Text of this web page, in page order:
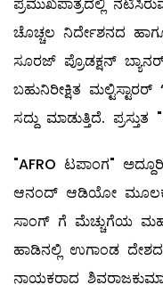
ಪ್ರಮುಖಪಾತ್ರದಲ್ಲಿ
ಚೊಚ್ಚಲ ನಿರ್ದೇಶನದ
ಸೂರಜ್ ಪ್ರೊಡಕ್ಷನ್
ಬಹುನಿರೀಕ್ಷಿತ
ಸದ್ದು ಮಾಡುತ್ತಿದೆ.
"AFRO ಟಪಾಂಗ"
ಆನಂದ್ ಆಡಿಯೋ ಮೂಲಕ
ಸಾಂಗ್ ಗೆ ಮೆಚ್ಚುಗೆಯ
ಹಾಡಿನಲ್ಲಿ ಉಗಾಂಡ
ನಾಯಕರಾದ